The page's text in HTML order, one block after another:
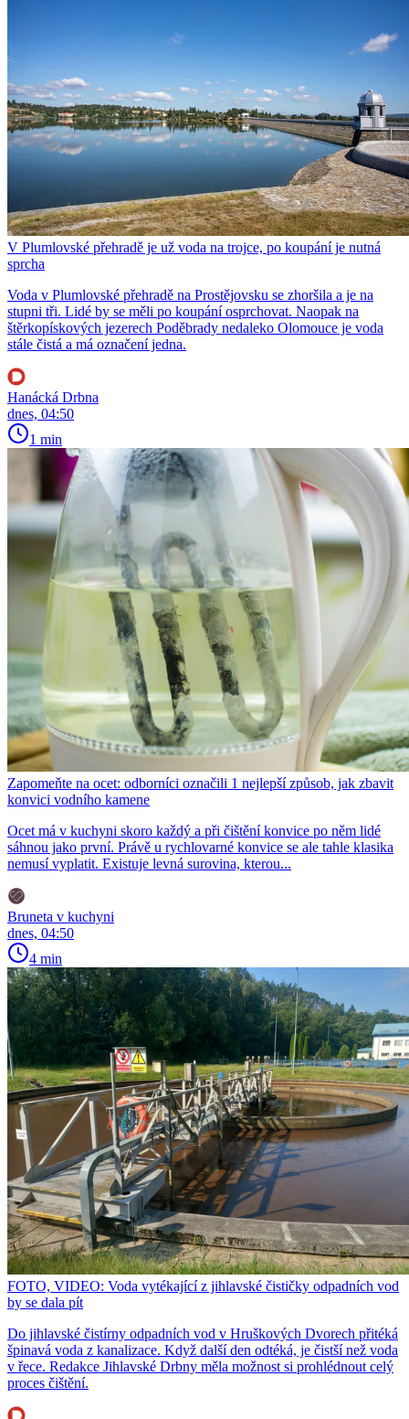
V Plumlovské přehradě je už voda na trojce, po koupání je nutná
sprcha
Voda v Plumlovské přehradě na Prostějovsku se zhoršila a je na
stupni tři. Lidé by se měli po koupání osprchovat. Naopak na
štěrkopískových jezerech Poděbrady nedaleko Olomouce je voda
stále čistá a má označení jedna.
Hanácká Drbna
dnes, 04:50
1 min
Zapomeňte na ocet: odborníci označili 1 nejlepší způsob, jak zbavit
konvici vodního kamene
Ocet má v kuchyni skoro každý a při čištění konvice po něm lidé
sáhnou jako první. Právě u rychlovarné konvice se ale tahle klasika
nemusí vyplatit. Existuje levná surovina, kterou...
Bruneta v kuchyni
dnes, 04:50
4 min
FOTO, VIDEO: Voda vytékající z jihlavské čističky odpadních vod
by se dala pít
Do jihlavské čistírny odpadních vod v Hruškových Dvorech přitéká
špinavá voda z kanalizace. Když další den odtéká, je čistší než voda
v řece. Redakce Jihlavské Drbny měla možnost si prohlédnout celý
proces čištění.